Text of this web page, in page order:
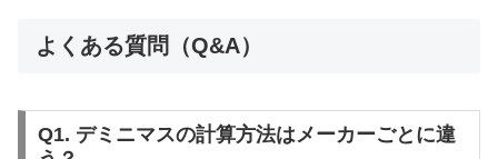
よくある質問（Q&A）
Q1. デミニマスの計算方法はメーカーごとに違